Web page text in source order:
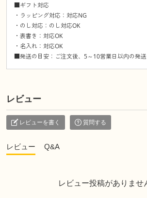
■ギフト対応
・ラッピング対応：対応NG
・のし対応：のし対応OK
・表書き：対応OK
・名入れ：対応OK
■発送の目安：ご注文後、5～10営業日以内の発送
レビュー
レビューを書く 質問する
レビュー Q&A
レビュー投稿がありませ